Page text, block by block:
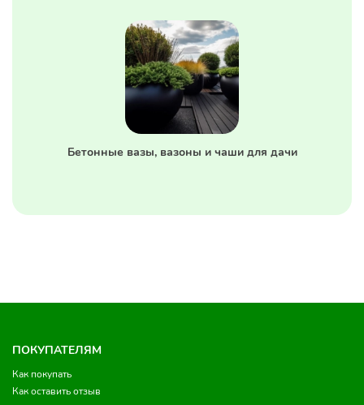
Бетонные вазы, вазоны и чаши для дачи
ПОКУПАТЕЛЯМ
Как покупать
Как оставить отзыв